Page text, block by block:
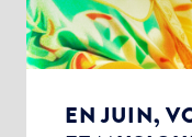
EN JUIN,